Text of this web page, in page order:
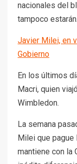
nacionales del
tampoco estarán.
Javier Milei, en
Gobierno
En los últimos
Macri, quien
Wimbledon.
La semana
Milei que pague
mantiene con la